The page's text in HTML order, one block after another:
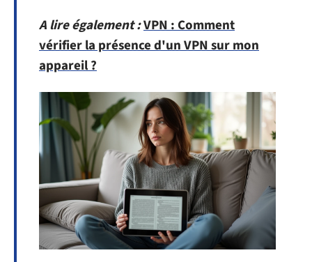
A lire également :VPN : Comment
vérifier la présence d'un VPN sur mon
appareil ?